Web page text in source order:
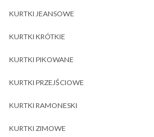
KURTKI JEANSOWE
KURTKI KRÓTKIE
KURTKI PIKOWANE
KURTKI PRZEJŚCIOWE
KURTKI RAMONESKI
KURTKI ZIMOWE